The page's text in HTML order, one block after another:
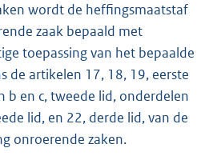
wordt de heffingsmaatstaf
zaak bepaald met
toepassing van het bepaalde
de artikelen 17, 18, 19, eerste
b en c, tweede lid, onderdelen
lid, en 22, derde lid, van de
onroerende zaken.